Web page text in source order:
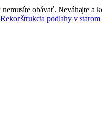
nemusíte obávať. Neváhajte a
Rekonštrukcia podlahy v